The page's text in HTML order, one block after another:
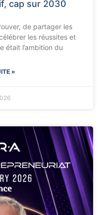
cap sur 2030
de partager les
les réussites et
était l’ambition du
»